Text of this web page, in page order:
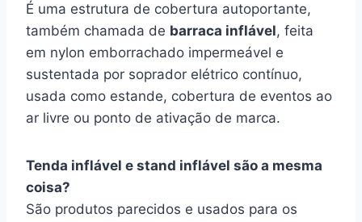
É uma estrutura de cobertura autoportante,
também chamada de barraca inflável, feita
em nylon emborrachado impermeável e
sustentada por soprador elétrico contínuo,
usada como estande, cobertura de eventos ao
ar livre ou ponto de ativação de marca.
Tenda inflável e stand inflável são a mesma
coisa?
São produtos parecidos e usados para os